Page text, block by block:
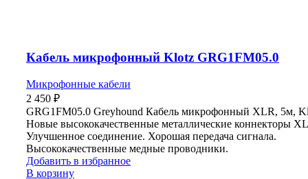
Кабель микрофонный Klotz GRG1FM05.0
Микрофонные кабели
2 450 ₽
GRG1FM05.0 Greyhound Кабель микрофонный XLR, 5м,
Новые высококачественные металлические коннекторы
Улучшенное соединение. Хорошая передача сигнала.
Высококачественные медные проводники.
Добавить в избранное
В корзину